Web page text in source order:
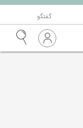
گفتگو